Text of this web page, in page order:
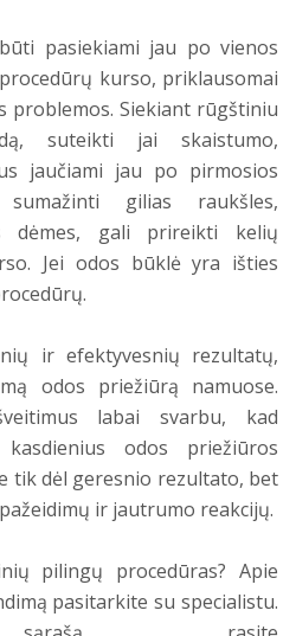
pasiekiami jau po vienos
kurso, priklausomai
problemos. Siekiant rūgštiniu
suteikti jai skaistumo,
jaučiami jau po pirmosios
sumažinti gilias raukšles,
dėmes, gali prireikti kelių
Jei odos būklė yra išties
ir efektyvesnių rezultatų,
odos priežiūrą namuose.
labai svarbu, kad
odos priežiūros
tik dėl geresnio rezultato, bet
ir jautrumo reakcijų.
pilingų procedūras? Apie
pasitarkite su specialistu.